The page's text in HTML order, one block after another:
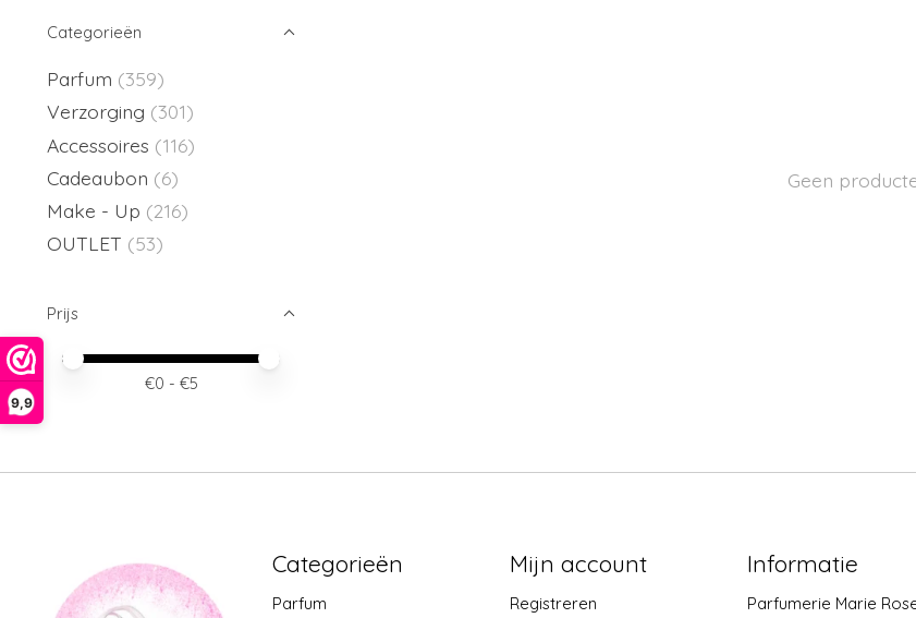
9,9
Categorieën
Parfum (359)
Verzorging (301)
Accessoires (116)
Cadeaubon (6)
Make - Up (216)
OUTLET (53)
Prijs
Minimale prijswaarde
Price maximum value
€0 - €5
Geen
Categorieën
Parfum
Mijn account
Registreren
Informatie
Parfumerie Marie